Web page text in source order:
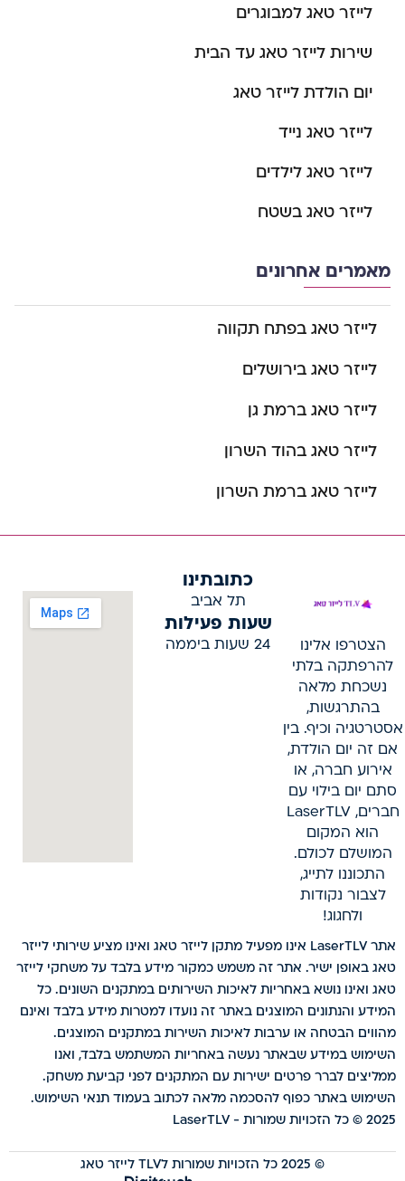
לייזר טאג למבוגרים
שירות לייזר טאג עד הבית
יום הולדת לייזר טאג
לייזר טאג נייד
לייזר טאג לילדים
לייזר טאג בשטח
מאמרים אחרונים
לייזר טאג בפתח תקווה
לייזר טאג בירושלים
לייזר טאג ברמת גן
לייזר טאג בהוד השרון
לייזר טאג ברמת השרון
הצטרפו אלינו
להרפתקה בלתי
נשכחת מלאה
בהתרגשות,
אסטרטגיה וכיף. בין
אם זה יום הולדת,
אירוע חברה, או
סתם יום בילוי עם
חברים, LaserTLV
הוא המקום
המושלם לכולם.
התכוננו לתייג,
לצבור נקודות
ולחגוג!
כתובתינו
תל אביב
שעות פעילות
24 שעות ביממה
אתר LaserTLV אינו מפעיל מתקן לייזר טאג ואינו מציע שירותי לייזר
טאג באופן ישיר. אתר זה משמש כמקור מידע בלבד על משחקי לייזר
טאג ואינו נושא באחריות לאיכות השירותים במתקנים השונים. כל
המידע והנתונים המוצגים באתר זה נועדו למטרות מידע בלבד ואינם
מהווים הבטחה או ערבות לאיכות השירות במתקנים המוצגים.
השימוש במידע שבאתר נעשה באחריות המשתמש בלבד, ואנו
ממליצים לברר פרטים ישירות עם המתקנים לפני קביעת משחק.
השימוש באתר כפוף להסכמה מלאה לכתוב בעמוד תנאי השימוש.
2025 © כל הזכויות שמורות - LaserTLV
© 2025 כל הזכויות שמורות לTLV לייזר טאג